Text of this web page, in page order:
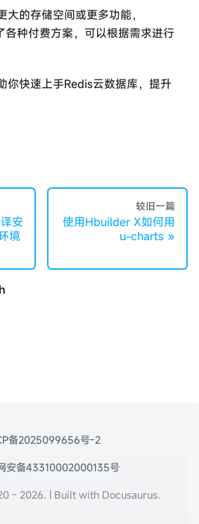
的存储空间或更多功能，
各种付费方案，可以根据需求进行
你快速上手Redis云数据库，提升
安
境
较旧一篇
使用Hbuilder X如何用
u-charts
备2025099656号-2
安备43310002000135号
- 2026. | Built with Docusaurus.